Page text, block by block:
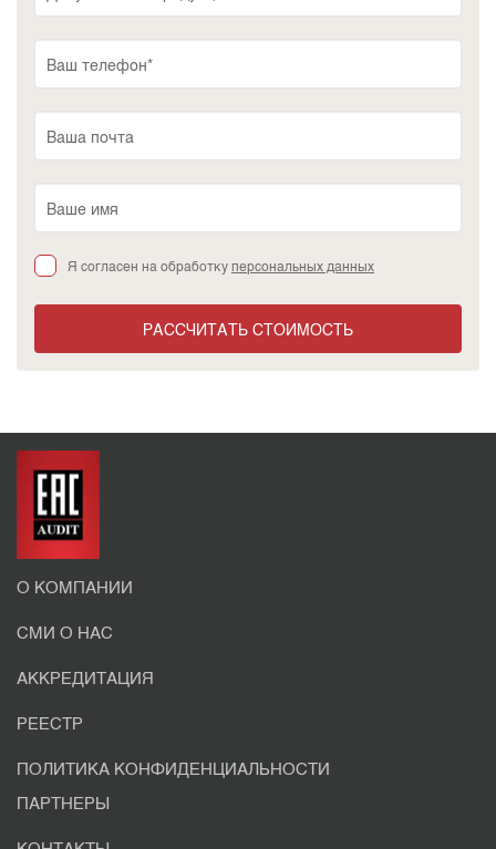
Я согласен на обработкуперсональных данных
РАССЧИТАТЬ СТОИМОСТЬ
О КОМПАНИИ
СМИ О НАС
АККРЕДИТАЦИЯ
РЕЕСТР
ПОЛИТИКА КОНФИДЕНЦИАЛЬНОСТИ
ПАРТНЕРЫ